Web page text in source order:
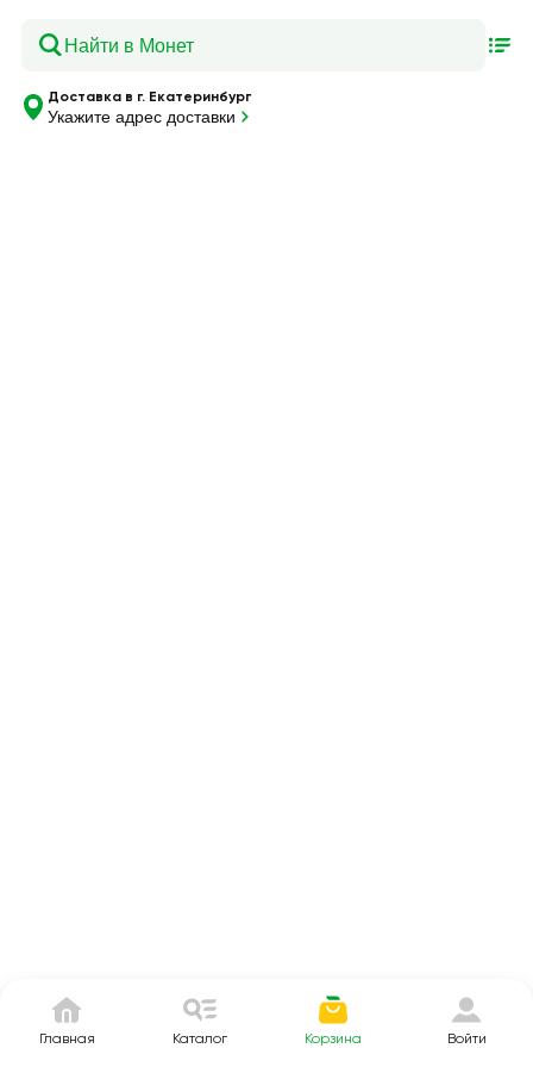
Доставка в г. Екатеринбург
Укажите адрес доставки
Главная Каталог Корзина Войти